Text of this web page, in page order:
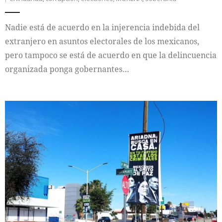
Nadie está de acuerdo en la injerencia indebida del
extranjero en asuntos electorales de los mexicanos,
pero tampoco se está de acuerdo en que la delincuencia
organizada ponga gobernantes…